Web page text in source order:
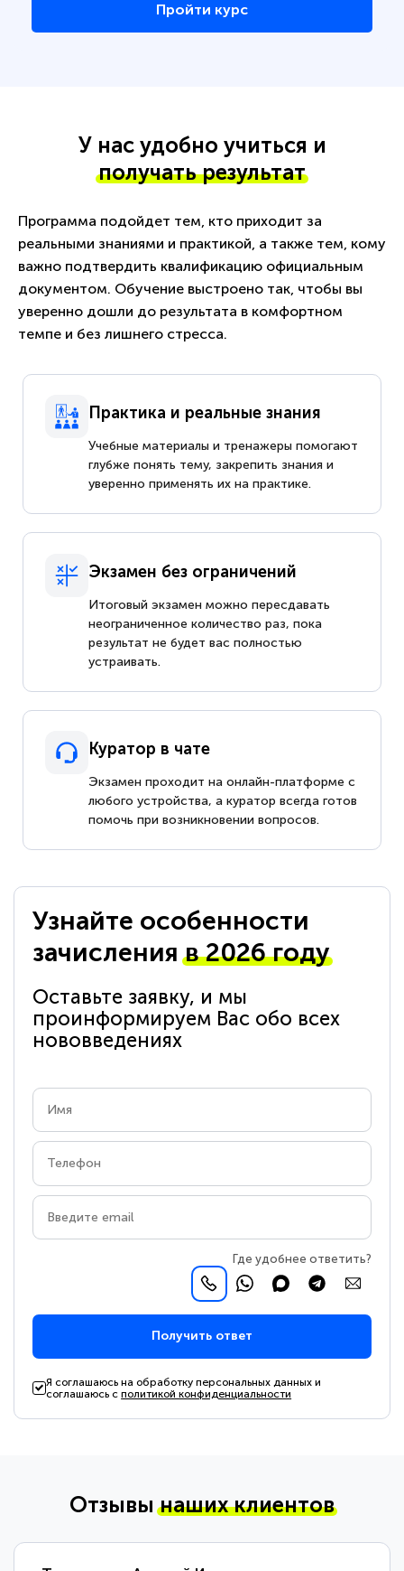
Пройти курс
У нас удобно учиться и
получать результат
Программа подойдет тем, кто приходит за
реальными знаниями и практикой, а также тем, кому
важно подтвердить квалификацию официальным
документом. Обучение выстроено так, чтобы вы
уверенно дошли до результата в комфортном
темпе и без лишнего стресса.
Практика и реальные знания
Учебные материалы и тренажеры помогают
глубже понять тему, закрепить знания и
уверенно применять их на практике.
Экзамен без ограничений
Итоговый экзамен можно пересдавать
неограниченное количество раз, пока
результат не будет вас полностью
устраивать.
Куратор в чате
Экзамен проходит на онлайн-платформе с
любого устройства, а куратор всегда готов
помочь при возникновении вопросов.
Узнайте особенности
зачисленияв 2026 году
Оставьте заявку, и мы
проинформируем Вас обо всех
нововведениях
Где удобнее ответить?
Получить ответ
Я соглашаюсь на обработку персональных данных и
соглашаюсь сполитикой конфиденциальности
Отзывынаших клиентов